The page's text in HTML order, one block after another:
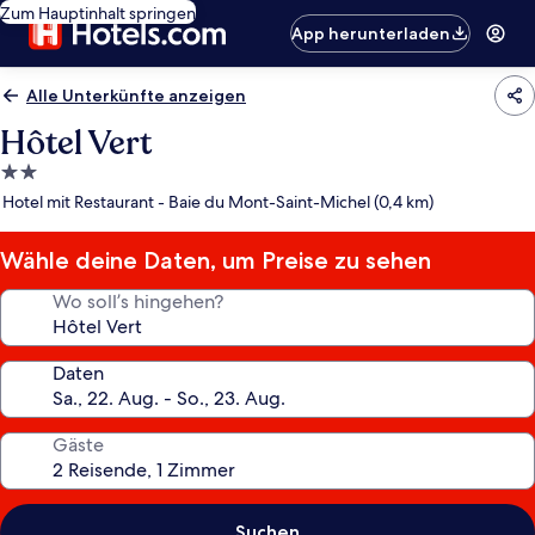
Zum Hauptinhalt springen
App herunterladen
Alle Unterkünfte anzeigen
Hôtel Vert
2.0-
Sterne-
Hotel mit Restaurant - Baie du Mont-Saint-Michel (0,4 km)
Wähle deine Daten, um Preise zu sehen
Wo soll’s hingehen?
Daten
Gäste